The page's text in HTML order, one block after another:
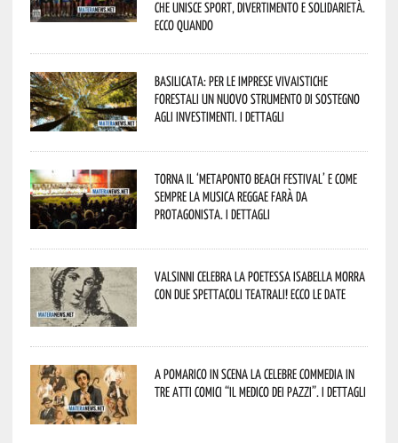
che unisce sport, divertimento e solidarietà.
Ecco quando
Basilicata: per le imprese vivaistiche
forestali un nuovo strumento di sostegno
agli investimenti. I dettagli
Torna il ‘Metaponto beach festival’ e come
sempre la musica reggae farà da
protagonista. I dettagli
Valsinni celebra la poetessa Isabella Morra
con due spettacoli teatrali! Ecco le date
A Pomarico in scena la celebre commedia in
tre atti comici “Il medico dei pazzi”. I dettagli